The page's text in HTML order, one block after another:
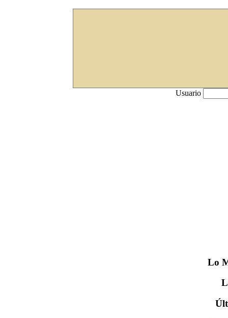
Usuario
Lo